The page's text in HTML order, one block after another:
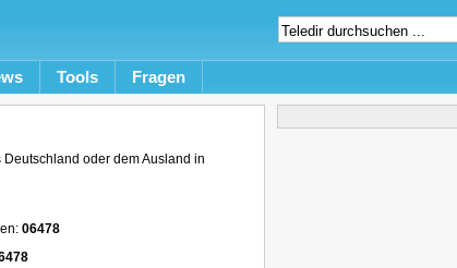
Tools Fragen
oder dem Ausland in
06478